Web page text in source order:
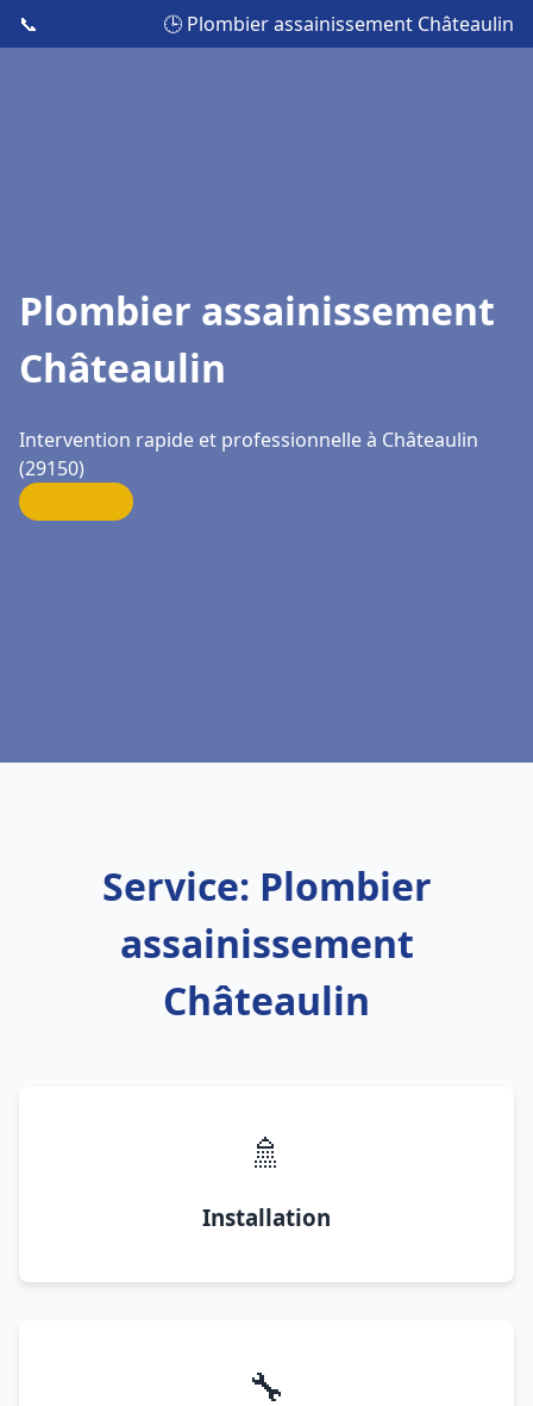
📞 🕒 Plombier assainissement Châteaulin
Plombier assainissement
Châteaulin
Intervention rapide et professionnelle à Châteaulin
(29150)
Service: Plombier
assainissement
Châteaulin
🚿
Installation
🔧